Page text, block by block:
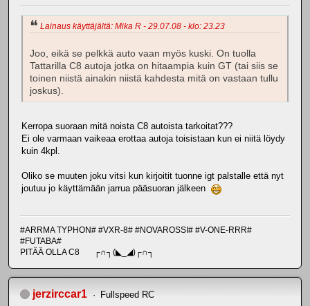
Lainaus käyttäjältä: Mika R - 29.07.08 - klo: 23.23
Joo, eikä se pelkkä auto vaan myös kuski. On tuolla
Tattarilla C8 autoja jotka on hitaampia kuin GT (tai siis se
toinen niistä ainakin niistä kahdesta mitä on vastaan tullu
joskus).
Kerropa suoraan mitä noista C8 autoista tarkoitat???
Ei ole varmaan vaikeaa erottaa autoja toisistaan kun ei niitä löydy
kuin 4kpl.
Oliko se muuten joku vitsi kun kirjoitit tuonne igt palstalle että nyt
joutuu jo käyttämään jarrua pääsuoran jälkeen
#ARRMA TYPHON# #VXR-8# #NOVAROSSI# #V-ONE-RRR#
#FUTABA#
PITÄÄ OLLA C8 ┌∩┐(◣_◢)┌∩┐
jerzirccar1 Fullspeed RC